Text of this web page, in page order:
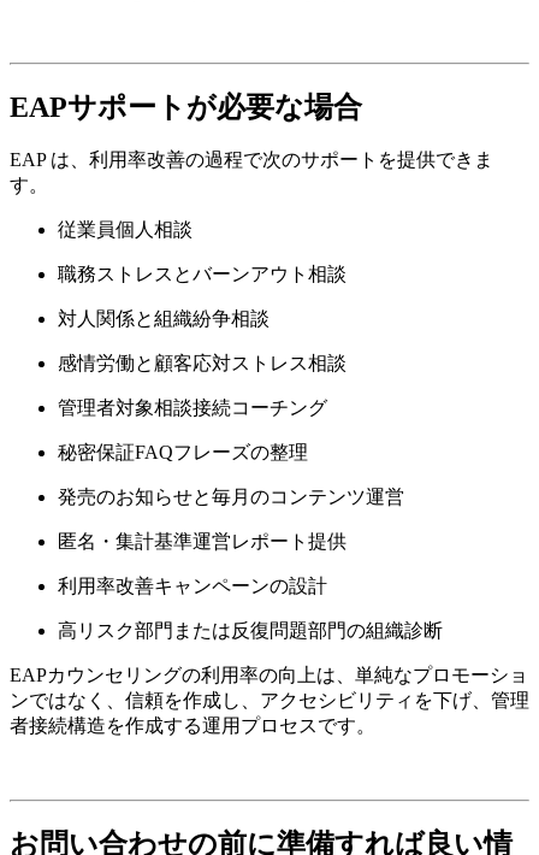
EAPサポートが必要な場合
EAP は、利用率改善の過程で次のサポートを提供できま
す。
従業員個人相談
職務ストレスとバーンアウト相談
対人関係と組織紛争相談
感情労働と顧客応対ストレス相談
管理者対象相談接続コーチング
秘密保証FAQフレーズの整理
発売のお知らせと毎月のコンテンツ運営
匿名・集計基準運営レポート提供
利用率改善キャンペーンの設計
高リスク部門または反復問題部門の組織診断
EAPカウンセリングの利用率の向上は、単純なプロモーショ
ンではなく、信頼を作成し、アクセシビリティを下げ、管理
者接続構造を作成する運用プロセスです。
お問い合わせの前に準備すれば良い情